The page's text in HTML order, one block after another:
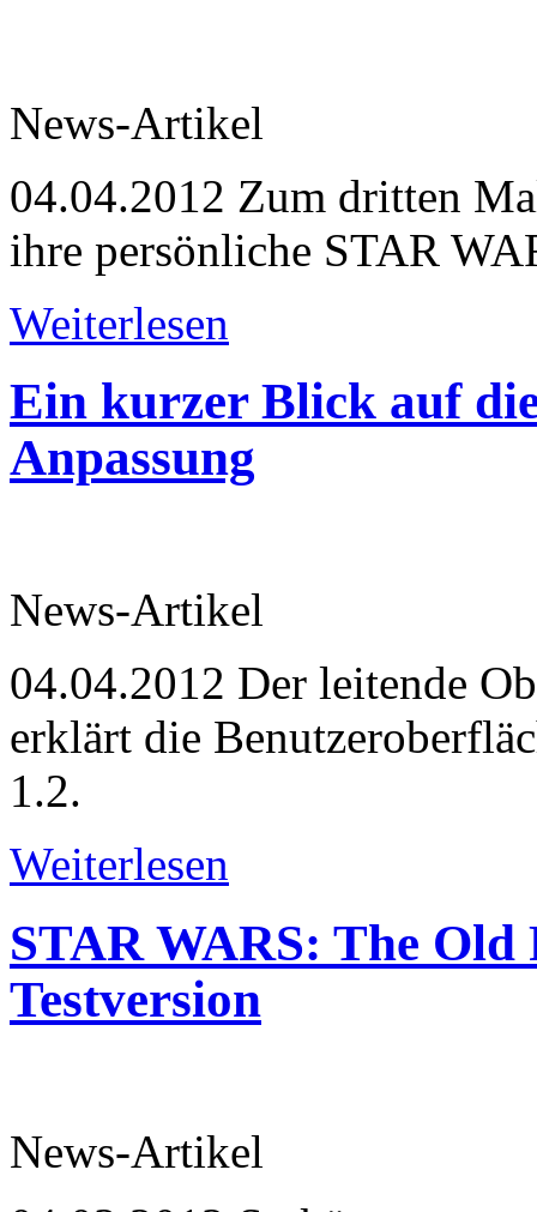
News-Artikel
04.04.2012 Zum dritten
ihre persönliche STAR
Weiterlesen
Ein kurzer Blick auf
Anpassung
News-Artikel
04.04.2012 Der leitende
erklärt die
1.2.
Weiterlesen
STAR WARS: The Old
Testversion
News-Artikel